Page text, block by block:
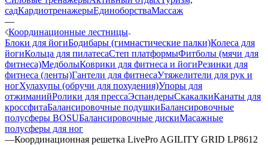
садКардиотренажерыЕдиноборстваМассаж
—
Координационные лестницы
Блоки для йогиБодибары (гимнастические палки)Колеса для
йогиКольца для пилатесаСтеп платформыФитболы (мячи для
фитнеса)МедболыКоврики для фитнеса и йогиРезинки для
фитнеса (ленты)Гантели для фитнесаУтяжелители для рук и
ногХулахупы (обручи для похудения)Упоры для
отжиманийРолики для прессаЭспандерыСкакалкиКанаты для
кроссфитаБалансировочные подушкиБалансировочные
полусферы BOSUБалансировочные дискиМасажные
полусферы для ног
—Координационная решетка LivePro AGILITY GRID LP8612